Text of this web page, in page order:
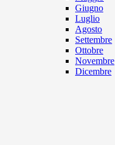
Giugno
Luglio
Agosto
Settembre
Ottobre
Novembre
Dicembre